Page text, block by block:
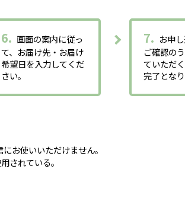
6. 画面の案内に従っ
て、お届け先・お届け
希望日を入力してくだ
さい。
7. お申
ご確認の
ていただ
完了となり
お使いいただけません。
されている。